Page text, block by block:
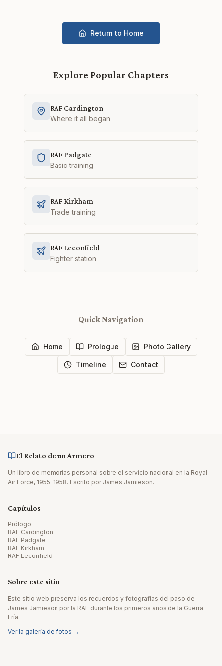
Return to Home
Explore Popular Chapters
RAF Cardington
Where it all began
RAF Padgate
Basic training
RAF Kirkham
Trade training
RAF Leconfield
Fighter station
Quick Navigation
Home Prologue Photo Gallery
Timeline Contact
El Relato de un Armero
Un libro de memorias personal sobre el servicio nacional en la Royal
Air Force, 1955–1958. Escrito por James Jamieson.
Capítulos
Prólogo
RAF Cardington
RAF Padgate
RAF Kirkham
RAF Leconfield
Sobre este sitio
Este sitio web preserva los recuerdos y fotografías del paso de
James Jamieson por la RAF durante los primeros años de la Guerra
Fría.
Ver la galería de fotos →